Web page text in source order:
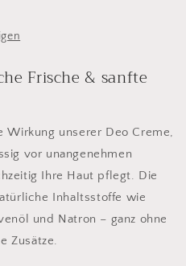
Frische & sanfte
Wirkung unserer Deo Creme,
vor unangenehmen
Ihre Haut pflegt. Die
Inhaltsstoffe wie
und Natron – ganz ohne
Zusätze.